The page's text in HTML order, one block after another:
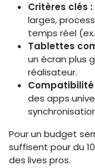
Critères clés :
larges,
temps réel
Tablettes
un écran plus
réalisateur.
Compatibilité
des apps
Pour un budget
suffisent pour du
des lives pros.